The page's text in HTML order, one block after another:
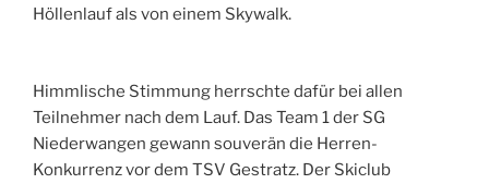
Höllenlauf als von einem Skywalk.
Himmlische Stimmung herrschte dafür bei allen
Teilnehmer nach dem Lauf. Das Team 1 der SG
Niederwangen gewann souverän die Herren-
Konkurrenz vor dem TSV Gestratz. Der Skiclub